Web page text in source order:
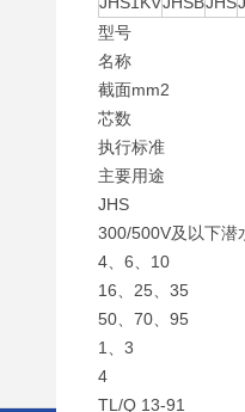
型号
名称
截面mm2
芯数
执行标准
主要用途
JHS
300/500V及以下潜
4、6、10
16、25、35
50、70、95
1、3
4
TL/Q 13-91